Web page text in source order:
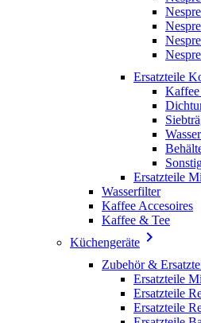
Ersatzteile
Ersatzteile
Wasserfilter
Kaffee Accesoires
Kaffee & Tee
Küchengeräte 
Zubehör &
Ersatzteile
Ersatzteile
Ersatzteile